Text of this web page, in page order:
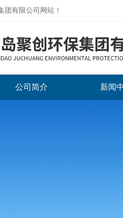
团有限公司网站！
公司简介 新闻